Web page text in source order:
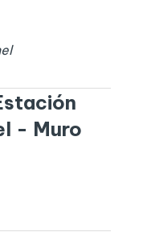
- Muro